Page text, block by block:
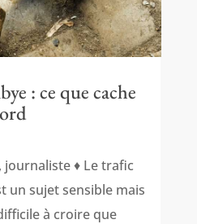
: ce que cache
journaliste ♦ Le trafic
un sujet sensible mais
à croire que